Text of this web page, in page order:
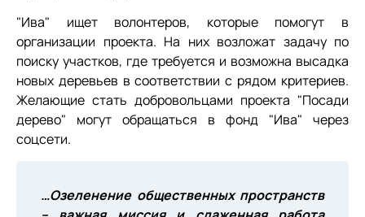
"Ива" ищет волонтеров, которые помогут в
организации проекта. На них возложат задачу по
поиску участков, где требуется и возможна высадка
новых деревьев в соответствии с рядом критериев.
Желающие стать добровольцами проекта "Посади
дерево" могут обращаться в фонд "Ива" через
соцсети.
…Озеленение общественных пространств